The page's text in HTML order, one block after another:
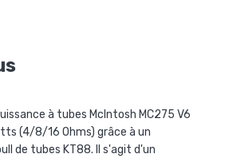
à tubes McIntosh MC275 V6
(4/8/16 Ohms) grâce à un
de tubes KT88. Il s'agit d'un